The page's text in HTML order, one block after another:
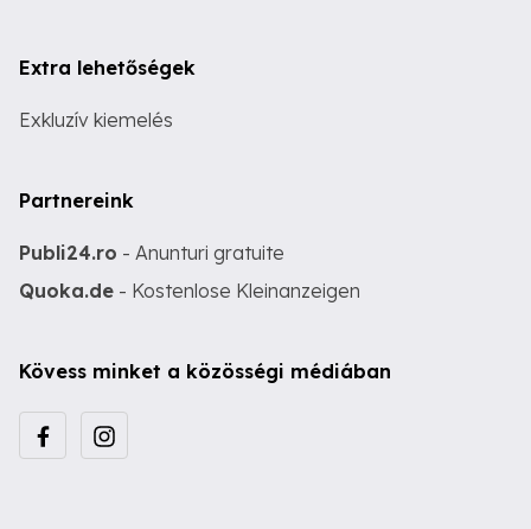
Extra lehetőségek
Exkluzív kiemelés
Partnereink
Publi24.ro - Anunturi gratuite
Quoka.de - Kostenlose Kleinanzeigen
Kövess minket a közösségi médiában